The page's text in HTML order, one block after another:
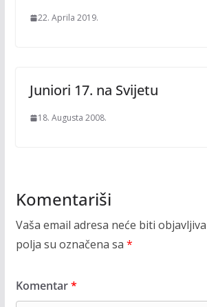
22. Aprila 2019.
Juniori 17. na Svijetu
18. Augusta 2008.
Komentariši
Vaša email adresa neće biti
polja su označena sa *
Komentar*